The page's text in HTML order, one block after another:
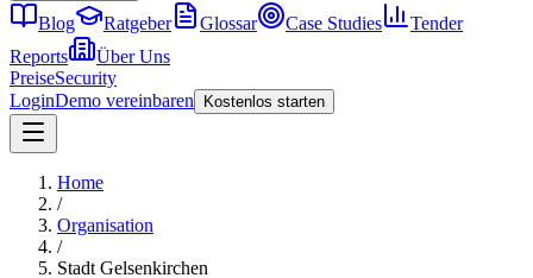
Blog Ratgeber Glossar Case Studies
Tender
Reports
Über Uns
PreiseSecurity
LoginDemo vereinbaren Kostenlos starten
Home
/
Organisation
/
Stadt Gelsenkirchen